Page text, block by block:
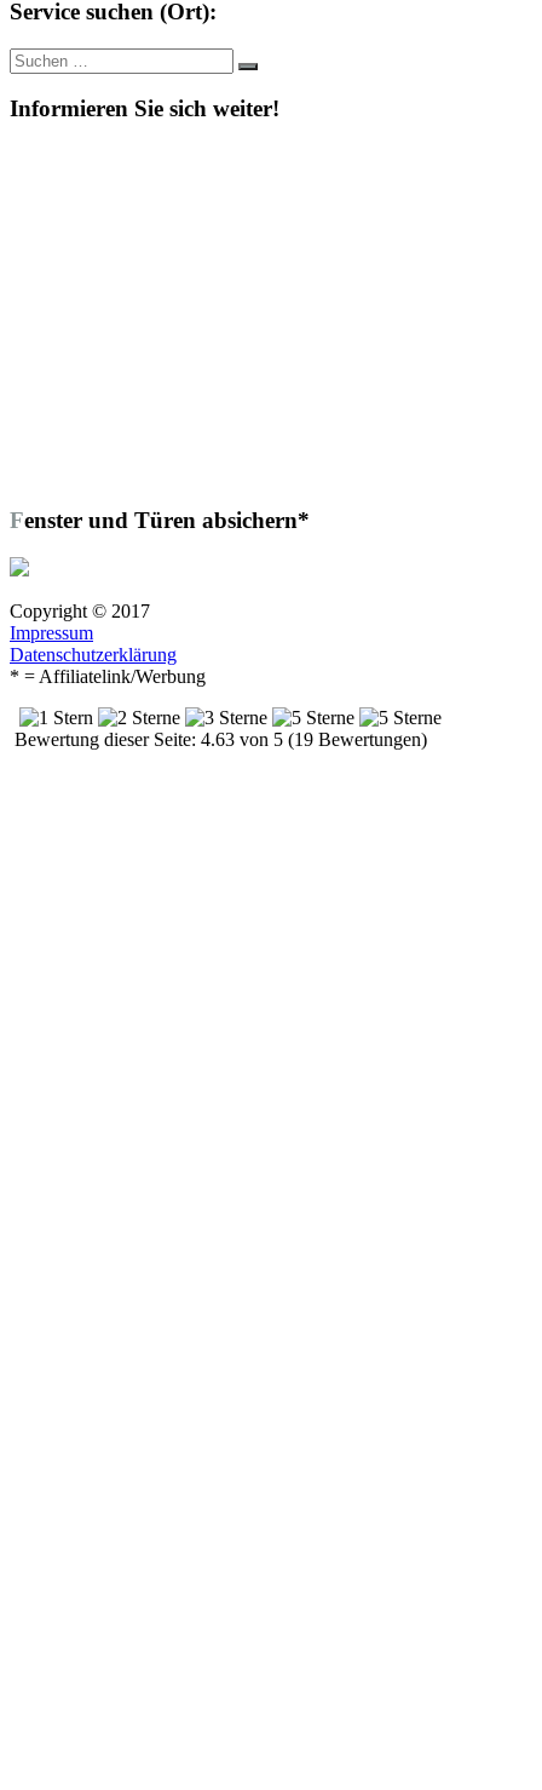
Service suchen (Ort):
Suche
nach:
Suchen
Informieren Sie sich weiter!
Fenster und Türen absichern*
Copyright © 2017
Impressum
Datenschutzerklärung
* = Affiliatelink/Werbung
Bewertung dieser Seite: 4.63 von 5 (19 Bewertungen)